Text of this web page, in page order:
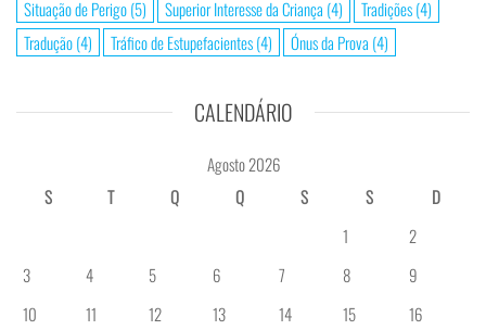
Situação de Perigo(5) Superior Interesse da Criança (4) Tradições(4)
Tradução(4) Tráfico de Estupefacientes(4) Ónus da Prova (4)
CALENDÁRIO
Agosto 2026
S
T Q Q S S
D
1
2
3
4 5 6 7 8
9
10
11 12 13 14 15
16